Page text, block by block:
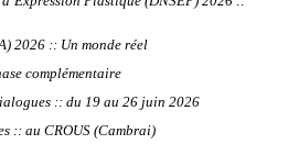
2026 :: Un monde réel
complémentaire
:: du 19 au 26 juin 2026
:: au CROUS (Cambrai)